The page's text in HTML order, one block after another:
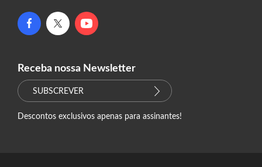
Receba nossa Newsletter
SUBSCREVER
Descontos exclusivos apenas para assinantes!